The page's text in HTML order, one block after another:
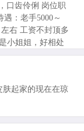
口齿伶俐 岗位职
：老手5000～
右 工资不封顶多
小姐姐，好相处
肤起家的现在在琼